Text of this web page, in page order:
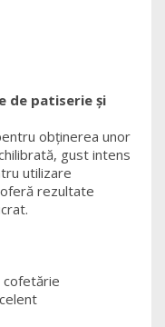
de patiserie și
obținerea unor
gust intens
utilizare
rezultate
cofetărie